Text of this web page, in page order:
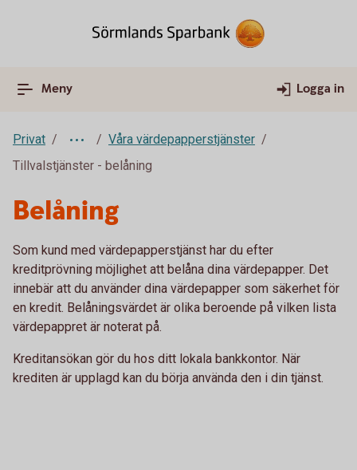
Meny Logga in
Privat
Våra värdepapperstjänster
Tillvalstjänster - belåning
Belåning
Som kund med värdepapperstjänst har du efter
kreditprövning möjlighet att belåna dina värdepapper. Det
innebär att du använder dina värdepapper som säkerhet för
en kredit. Belåningsvärdet är olika beroende på vilken lista
värdepappret är noterat på.
Kreditansökan gör du hos ditt lokala bankkontor. När
krediten är upplagd kan du börja använda den i din tjänst.